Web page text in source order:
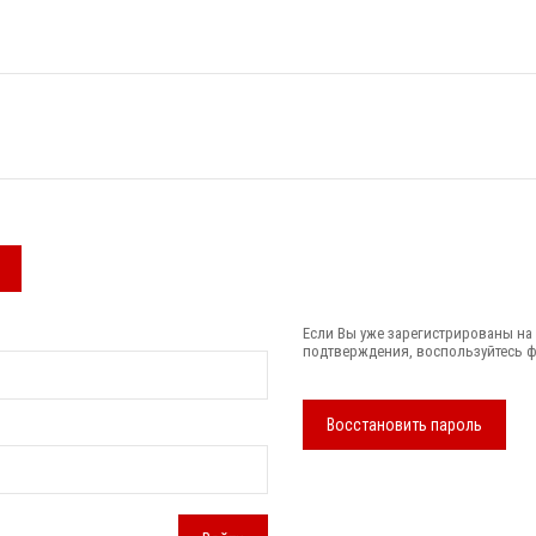
Если Вы уже зарегистрированы
подтверждения, воспользуйтесь
Восстановить пароль